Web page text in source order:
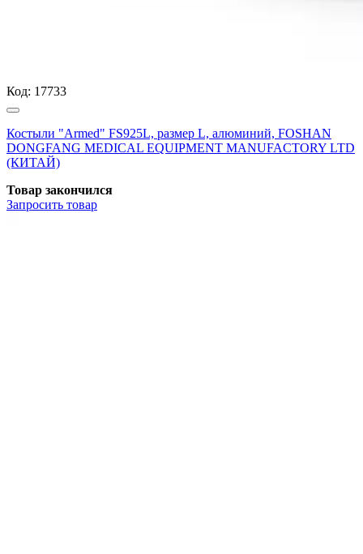
Код: 17733
Костыли "Armed" FS925L, размер L, алюминий, FOSHAN
DONGFANG MEDICAL EQUIPMENT MANUFACTORY LTD
(КИТАЙ)
Товар закончился
Запросить товар